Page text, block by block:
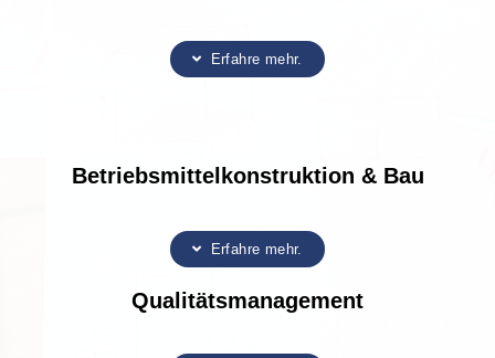
Erfahre mehr.
Betriebsmittelkonstruktion & Bau
Erfahre mehr.
Qualitätsmanagement